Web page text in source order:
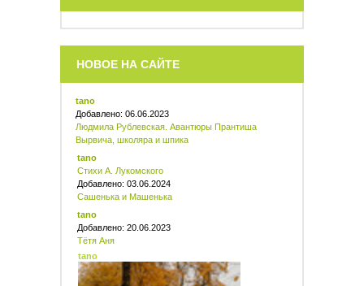
НОВОЕ НА САЙТЕ
tano
Добавлено: 06.06.2023
Людмила Рублевская. Авантюры Прантиша
Вырвича, школяра и шпика
tano
Стихи А. Лукомского
Добавлено: 03.06.2024
Сашенька и Машенька
tano
Добавлено: 20.06.2023
Тётя Аня
tano